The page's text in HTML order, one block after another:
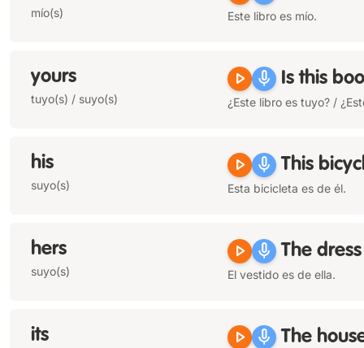
mío(s) Este libro es mío.
yours
tuyo(s) / suyo(s)
play_arrow mic Is this
¿Este libro es tuyo? /
his
suyo(s)
play_arrow mic This
Esta bicicleta es de él.
hers
suyo(s)
play_arrow mic The
El vestido es de ella.
its play_arrow mic The